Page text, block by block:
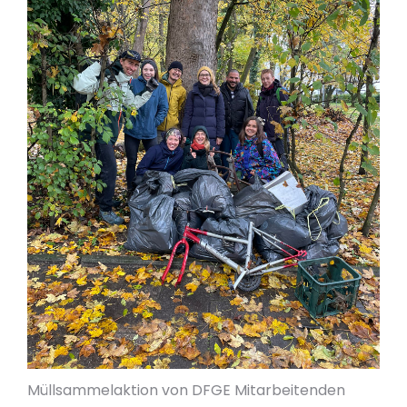
Müllsammelaktion von DFGE Mitarbeitenden